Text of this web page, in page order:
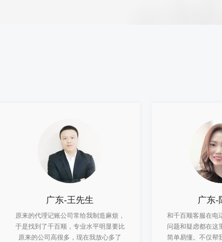
广东-王先生
原来的代理记账公司常给我制造麻烦，
于是找到了千百顺，专业水平明显要比
原来的公司高很多，现在我放心多了
广东-
和千百顺客服在电
问题和疑虑都在这
简单易懂。不仅帮